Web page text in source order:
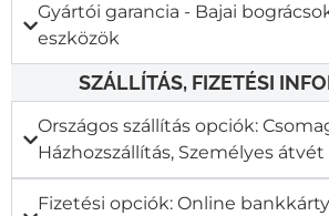
Gyártói garancia - Bajai
eszközök
SZÁLLÍTÁS, FIZETÉSI
Országos szállítás opciók:
Házhozszállítás, Személyes átvét
Fizetési opciók: Online